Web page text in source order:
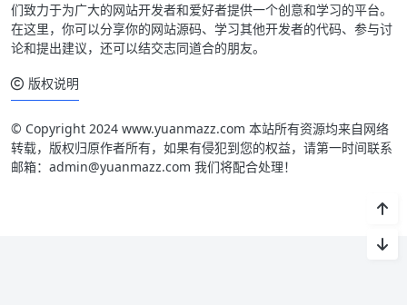
们致力于为广大的网站开发者和爱好者提供一个创意和学习的平台。
在这里，你可以分享你的网站源码、学习其他开发者的代码、参与讨
论和提出建议，还可以结交志同道合的朋友。
版权说明
© Copyright 2024 www.yuanmazz.com 本站所有资源均来自网络
转载，版权归原作者所有，如果有侵犯到您的权益，请第一时间联系
邮箱：admin@yuanmazz.com 我们将配合处理！